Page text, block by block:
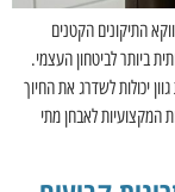
התיקונים הקטנים
ביותר לביטחון העצמי.
יכולות לשדרג את החיוך
המקצועיות לאבחן מתי